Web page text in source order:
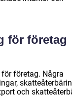
för företag
företag. Några
och